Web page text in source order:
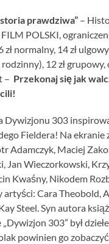
prawdziwa” –
POLSKI,
zł normalny, 14 zł
12 zł grupowy,
– Przekonaj się jak
Dywizjonu 303
Fieldera! Na ekranie
Adamczyk, Maciej
Jan Wieczorkowski,
Kwaśny, Nikodem
artyści: Cara Theobold,
Steel. Syn autora
303” był
powinien go